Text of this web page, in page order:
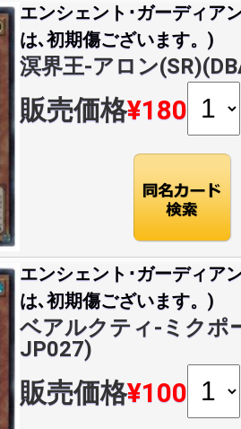
エンシェント･ガーディア
は､初期傷ございます。)
溟界王-アロン
販売価格¥180
エンシェント･ガーディア
は､初期傷ございます。)
ベアルクティ-ミクポ
JP027)
販売価格¥100